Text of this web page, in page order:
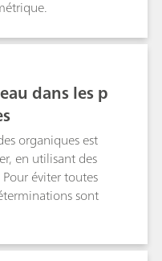
dans les p
organiques est
en utilisant des
éviter toutes
sont